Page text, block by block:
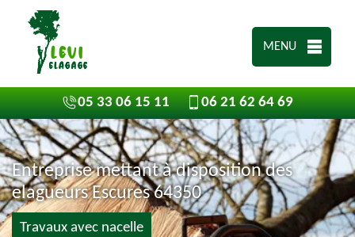
MENU
05 33 06 15 11 06 21 62 64 69
Entreprise mettant à disposition des
elagueurs Escures 64350
Travaux avec nacelle